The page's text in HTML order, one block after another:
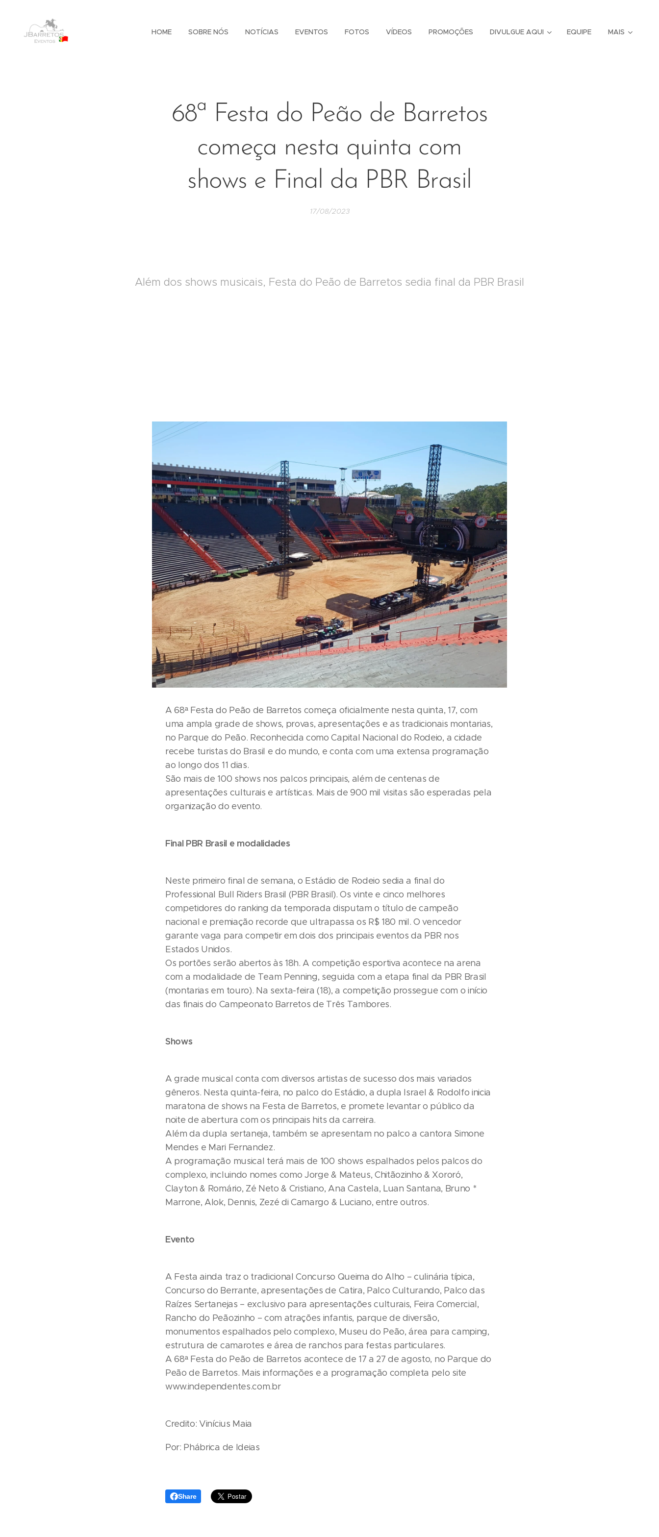
HOME SOBRE NÓS NOTÍCIAS EVENTOS FOTOS VÍDEOS PROMOÇÕES DIVULGUE AQUI EQUIPE MAIS
68ª Festa do Peão de Barretos
começa nesta quinta com
shows e Final da PBR Brasil
17/08/2023
Além dos shows musicais, Festa do Peão de Barretos sedia final da PBR Brasil
A 68ª Festa do Peão de Barretos começa oficialmente nesta quinta, 17, com
uma ampla grade de shows, provas, apresentações e as tradicionais montarias,
no Parque do Peão. Reconhecida como Capital Nacional do Rodeio, a cidade
recebe turistas do Brasil e do mundo, e conta com uma extensa programação
ao longo dos 11 dias.
São mais de 100 shows nos palcos principais, além de centenas de
apresentações culturais e artísticas. Mais de 900 mil visitas são esperadas pela
organização do evento.
Final PBR Brasil e modalidades
Neste primeiro final de semana, o Estádio de Rodeio sedia a final do
Professional Bull Riders Brasil (PBR Brasil). Os vinte e cinco melhores
competidores do ranking da temporada disputam o título de campeão
nacional e premiação recorde que ultrapassa os R$ 180 mil. O vencedor
garante vaga para competir em dois dos principais eventos da PBR nos
Estados Unidos.
Os portões serão abertos às 18h. A competição esportiva acontece na arena
com a modalidade de Team Penning, seguida com a etapa final da PBR Brasil
(montarias em touro). Na sexta-feira (18), a competição prossegue com o início
das finais do Campeonato Barretos de Três Tambores.
Shows
A grade musical conta com diversos artistas de sucesso dos mais variados
gêneros. Nesta quinta-feira, no palco do Estádio, a dupla Israel & Rodolfo inicia
maratona de shows na Festa de Barretos, e promete levantar o público da
noite de abertura com os principais hits da carreira.
Além da dupla sertaneja, também se apresentam no palco a cantora Simone
Mendes e Mari Fernandez.
A programação musical terá mais de 100 shows espalhados pelos palcos do
complexo, incluindo nomes como Jorge & Mateus, Chitãozinho & Xororó,
Clayton & Romário, Zé Neto & Cristiano, Ana Castela, Luan Santana, Bruno *
Marrone, Alok, Dennis, Zezé di Camargo & Luciano, entre outros.
Evento
A Festa ainda traz o tradicional Concurso Queima do Alho – culinária típica,
Concurso do Berrante, apresentações de Catira, Palco Culturando, Palco das
Raízes Sertanejas – exclusivo para apresentações culturais, Feira Comercial,
Rancho do Peãozinho – com atrações infantis, parque de diversão,
monumentos espalhados pelo complexo, Museu do Peão, área para camping,
estrutura de camarotes e área de ranchos para festas particulares.
A 68ª Festa do Peão de Barretos acontece de 17 a 27 de agosto, no Parque do
Peão de Barretos. Mais informações e a programação completa pelo site
www.independentes.com.br
Credito: Vinícius Maia
Por: Phábrica de Ideias
Share